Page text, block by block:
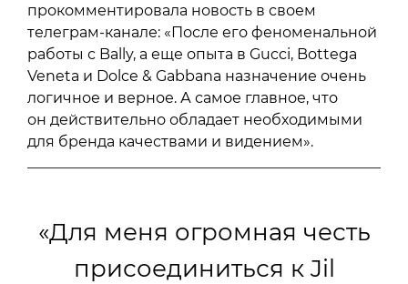
прокомментировала новость в своем
телеграм-канале: «После его феноменальной
работы с Bally, а еще опыта в Gucci, Bottega
Veneta и Dolce & Gabbana назначение очень
логичное и верное. А самое главное, что
он действительно обладает необходимыми
для бренда качествами и видением».
«Для меня огромная честь
присоединиться к Jil